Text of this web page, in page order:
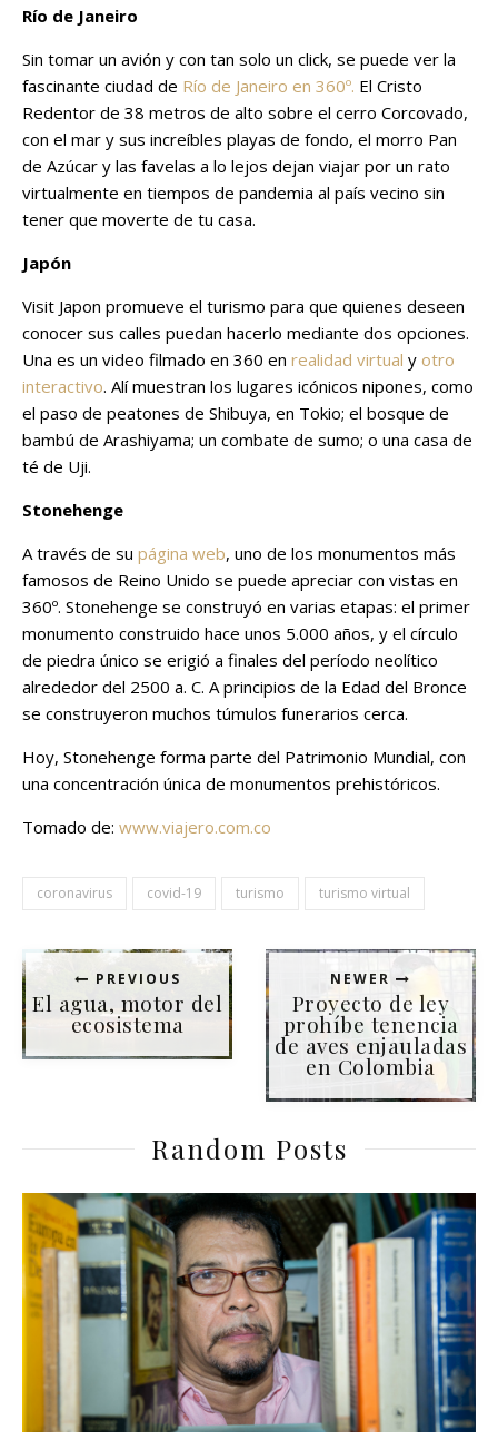
Río de Janeiro
Sin tomar un avión y con tan solo un click, se puede ver la
fascinante ciudad de Río de Janeiro en 360º. El Cristo
Redentor de 38 metros de alto sobre el cerro Corcovado,
con el mar y sus increíbles playas de fondo, el morro Pan
de Azúcar y las favelas a lo lejos dejan viajar por un rato
virtualmente en tiempos de pandemia al país vecino sin
tener que moverte de tu casa.
Japón
Visit Japon promueve el turismo para que quienes deseen
conocer sus calles puedan hacerlo mediante dos opciones.
Una es un video filmado en 360 en realidad virtual y otro
interactivo. Alí muestran los lugares icónicos nipones, como
el paso de peatones de Shibuya, en Tokio; el bosque de
bambú de Arashiyama; un combate de sumo; o una casa de
té de Uji.
Stonehenge
A través de su página web, uno de los monumentos más
famosos de Reino Unido se puede apreciar con vistas en
360º. Stonehenge se construyó en varias etapas: el primer
monumento construido hace unos 5.000 años, y el círculo
de piedra único se erigió a finales del período neolítico
alrededor del 2500 a. C. A principios de la Edad del Bronce
se construyeron muchos túmulos funerarios cerca.
Hoy, Stonehenge forma parte del Patrimonio Mundial, con
una concentración única de monumentos prehistóricos.
Tomado de: www.viajero.com.co
coronavirus covid-19 turismo turismo virtual
PREVIOUS
El agua, motor del
ecosistema
NEWER
Proyecto de ley
prohíbe tenencia
de aves enjauladas
en Colombia
Random Posts